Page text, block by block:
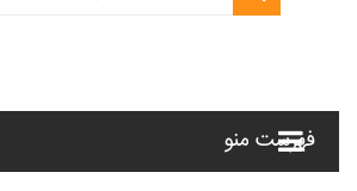
فهرست منو